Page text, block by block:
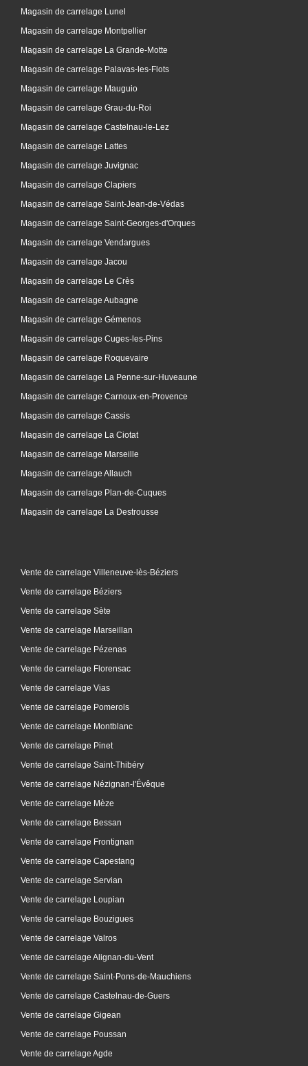
Magasin de carrelage Lunel
Magasin de carrelage Montpellier
Magasin de carrelage La Grande-Motte
Magasin de carrelage Palavas-les-Flots
Magasin de carrelage Mauguio
Magasin de carrelage Grau-du-Roi
Magasin de carrelage Castelnau-le-Lez
Magasin de carrelage Lattes
Magasin de carrelage Juvignac
Magasin de carrelage Clapiers
Magasin de carrelage Saint-Jean-de-Védas
Magasin de carrelage Saint-Georges-d'Orques
Magasin de carrelage Vendargues
Magasin de carrelage Jacou
Magasin de carrelage Le Crès
Magasin de carrelage Aubagne
Magasin de carrelage Gémenos
Magasin de carrelage Cuges-les-Pins
Magasin de carrelage Roquevaire
Magasin de carrelage La Penne-sur-Huveaune
Magasin de carrelage Carnoux-en-Provence
Magasin de carrelage Cassis
Magasin de carrelage La Ciotat
Magasin de carrelage Marseille
Magasin de carrelage Allauch
Magasin de carrelage Plan-de-Cuques
Magasin de carrelage La Destrousse
Vente de carrelage Villeneuve-lès-Béziers
Vente de carrelage Béziers
Vente de carrelage Sète
Vente de carrelage Marseillan
Vente de carrelage Pézenas
Vente de carrelage Florensac
Vente de carrelage Vias
Vente de carrelage Pomerols
Vente de carrelage Montblanc
Vente de carrelage Pinet
Vente de carrelage Saint-Thibéry
Vente de carrelage Nézignan-l'Évêque
Vente de carrelage Mèze
Vente de carrelage Bessan
Vente de carrelage Frontignan
Vente de carrelage Capestang
Vente de carrelage Servian
Vente de carrelage Loupian
Vente de carrelage Bouzigues
Vente de carrelage Valros
Vente de carrelage Alignan-du-Vent
Vente de carrelage Saint-Pons-de-Mauchiens
Vente de carrelage Castelnau-de-Guers
Vente de carrelage Gigean
Vente de carrelage Poussan
Vente de carrelage Agde